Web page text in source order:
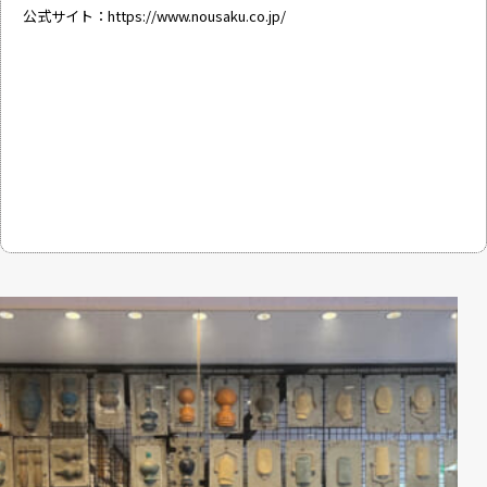
公式サイト： https://www.nousaku.co.jp/